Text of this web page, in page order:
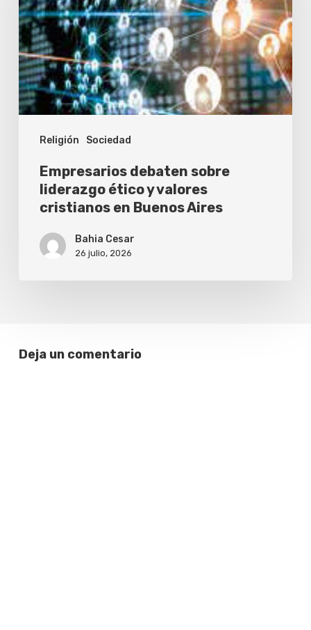
Religión Sociedad
liderazgo
ético
y
valores
cristianos
en
Buenos
AiresEmpresarios debaten sobre
liderazgo ético y valores
cristianos en Buenos Aires
Bahia Cesar
26 julio, 2026
Deja un comentario